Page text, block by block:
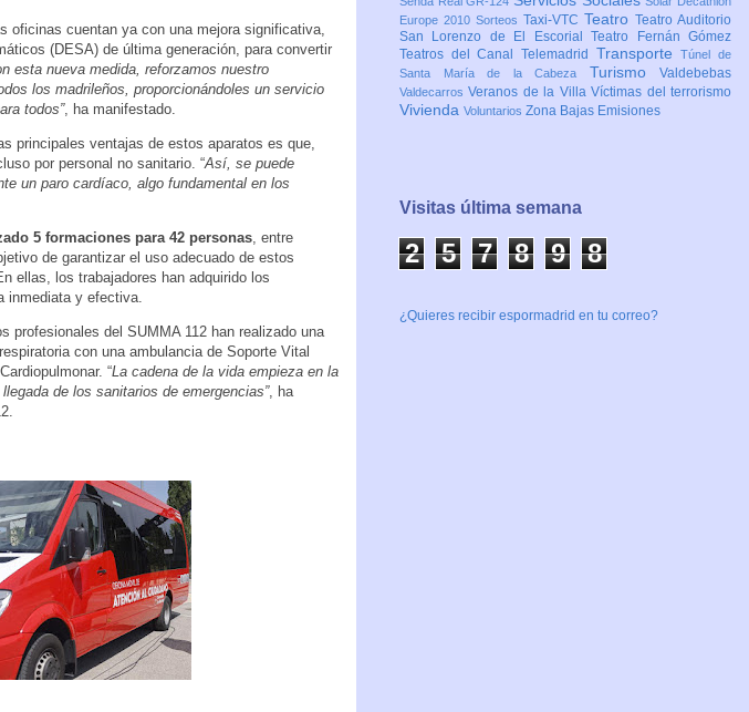
cuentan ya con una mejora significativa,
(DESA) de última generación, para convertir
esta nueva medida, reforzamos nuestro
los madrileños, proporcionándoles un servicio
todos”, ha manifestado.
principales ventajas de estos aparatos es que,
por personal no sanitario. “Así, se puede
un paro cardíaco, algo fundamental en los
5 formaciones para 42 personas , entre
de garantizar el uso adecuado de estos
ellas, los trabajadores han adquirido los
inmediata y efectiva.
profesionales del SUMMA 112 han realizado una
con una ambulancia de Soporte Vital
“La cadena de la vida empieza en la
de los sanitarios de emergencias”, ha
Europe 2010 Sorteos Taxi-VTC Teatro Teatro Auditorio
San Lorenzo de El EscorialTeatro Fernán Gómez
Teatros del Canal Telemadrid TransporteTúnel de
Santa María de la Cabeza Turismo Valdebebas
ValdecarrosVeranos de la VillaVíctimas del terrorismo
Vivienda Voluntarios Zona Bajas Emisiones
Visitas última semana
2 5 7 8 9 8
¿Quieres recibir espormadrid en tu correo?